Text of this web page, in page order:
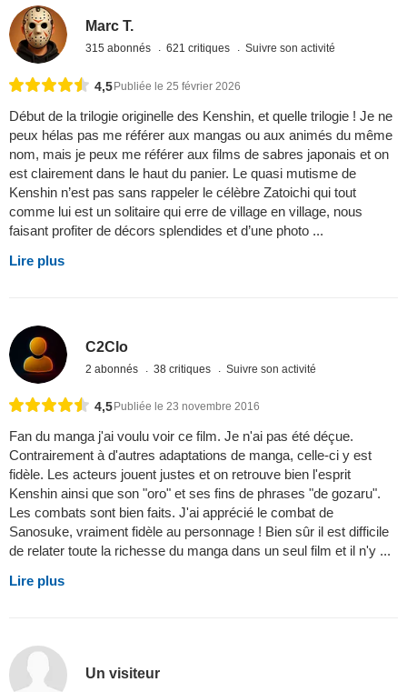
Marc T.
315 abonnés 621 critiques Suivre son activité
4,5 Publiée le 25 février 2026
Début de la trilogie originelle des Kenshin, et quelle trilogie ! Je ne
peux hélas pas me référer aux mangas ou aux animés du même
nom, mais je peux me référer aux films de sabres japonais et on
est clairement dans le haut du panier. Le quasi mutisme de
Kenshin n’est pas sans rappeler le célèbre Zatoichi qui tout
comme lui est un solitaire qui erre de village en village, nous
faisant profiter de décors splendides et d’une photo ...
Lire plus
C2Clo
2 abonnés 38 critiques Suivre son activité
4,5 Publiée le 23 novembre 2016
Fan du manga j'ai voulu voir ce film. Je n'ai pas été déçue.
Contrairement à d'autres adaptations de manga, celle-ci y est
fidèle. Les acteurs jouent justes et on retrouve bien l'esprit
Kenshin ainsi que son "oro" et ses fins de phrases "de gozaru".
Les combats sont bien faits. J'ai apprécié le combat de
Sanosuke, vraiment fidèle au personnage ! Bien sûr il est difficile
de relater toute la richesse du manga dans un seul film et il n'y ...
Lire plus
Un visiteur